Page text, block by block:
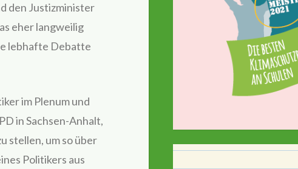
den Justizminister
eher langweilig
lebhafte Debatte
im Plenum und
in Sachsen-Anhalt,
stellen, um so über
Politikers aus